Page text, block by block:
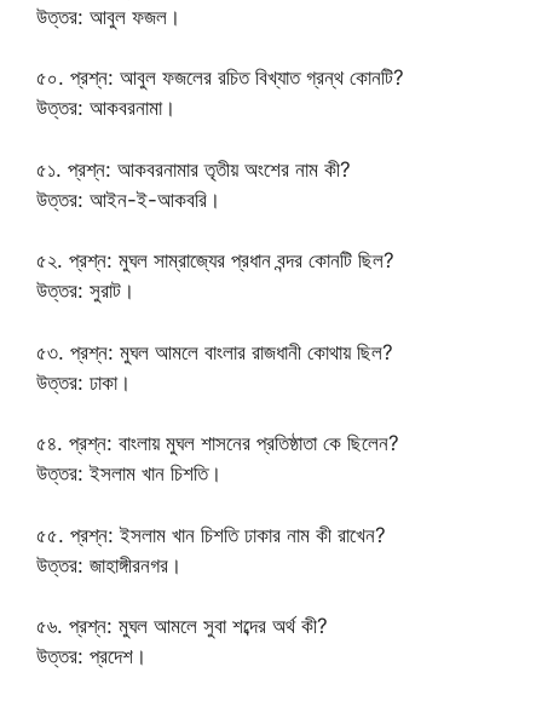
উত্তর: আবুল ফজল।
৫০. প্রশ্ন: আবুল ফজলের রচিত বিখ্যাত গ্রন্থ কোনটি?
উত্তর: আকবরনামা।
৫১. প্রশ্ন: আকবরনামার তৃতীয় অংশের নাম কী?
উত্তর: আইন-ই-আকবরি।
৫২. প্রশ্ন: মুঘল সাম্রাজ্যের প্রধান বন্দর কোনটি ছিল?
উত্তর: সুরাট।
৫৩. প্রশ্ন: মুঘল আমলে বাংলার রাজধানী কোথায় ছিল?
উত্তর: ঢাকা।
৫৪. প্রশ্ন: বাংলায় মুঘল শাসনের প্রতিষ্ঠাতা কে ছিলেন?
উত্তর: ইসলাম খান চিশতি।
৫৫. প্রশ্ন: ইসলাম খান চিশতি ঢাকার নাম কী রাখেন?
উত্তর: জাহাঙ্গীরনগর।
৫৬. প্রশ্ন: মুঘল আমলে সুবা শব্দের অর্থ কী?
উত্তর: প্রদেশ।